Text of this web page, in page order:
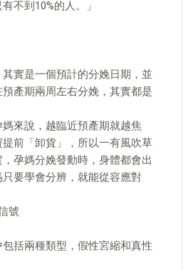
不到10%的人。」
實是一個預計的分娩日期，並
產期兩周左右分娩，其實都是
來說，越臨近預產期就越焦
前「卸貨」，所以一有風吹草
孕媽分娩發動時，身體都會出
要學會分辨，就能從容應對
號
括兩種類型，假性宮縮和真性